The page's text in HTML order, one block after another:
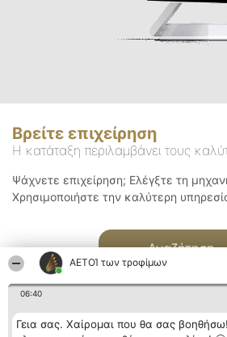
ΑΕΤΟΊ των τροφίμων
06:40
Γεια σας. Χαίρομαι που θα σας
Βρείτε επιχείρηση
Η κατάταξη περιλαμβάνει τους
Ψάχνετε επιχείρηση; Ελέγξτε τη
Χρησιμοποιήστε την καλύτερη
Αναζήτηση